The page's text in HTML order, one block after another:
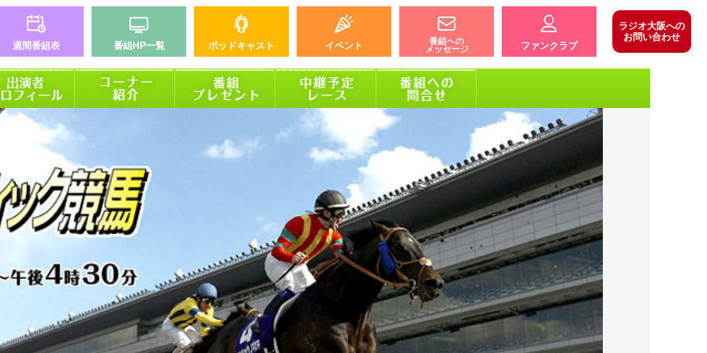
週間番組表 番組HP一覧 ポッドキャスト イベント
番組への
メッセージ
ファンクラブ
ラジオ大阪への
お問い合わせ